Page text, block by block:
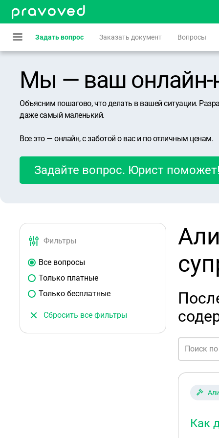
Задать вопрос Заказать документ Вопросы
Мы — ваш онлайн-
Объясним пошагово, что делать в вашей ситуации.
даже самый маленький.
Все это — онлайн, с заботой о вас и по отличным ценам.
Задайте вопрос. Юрист поможет!
Фильтры
Все вопросы
Только платные
Только бесплатные
Сбросить все фильтры
Как